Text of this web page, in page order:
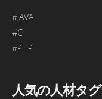
#JAVA
#C
#PHP
人気の人材タグ